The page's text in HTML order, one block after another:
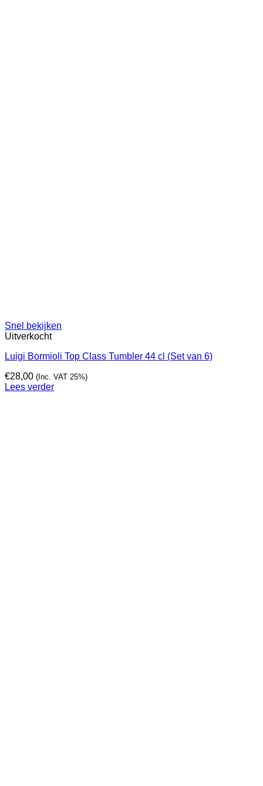
Snel bekijken
Uitverkocht
Luigi Bormioli Top Class Tumbler 44 cl (Set van 6)
€28,00 (Inc. VAT 25%)
Lees verder